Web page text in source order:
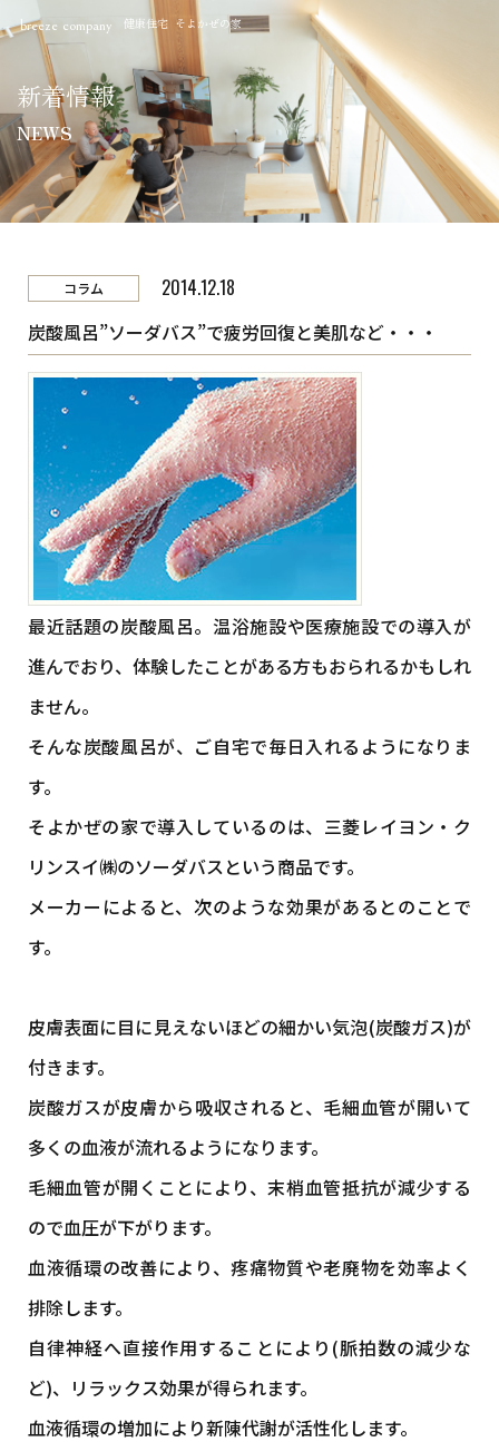
breeze company 健康住宅 そよかぜの家
新着情報
NEWS
コラム
2014.12.18
炭酸風呂”ソーダバス”で疲労回復と美肌など・・・
最近話題の炭酸風呂。温浴施設や医療施設での導入が
進んでおり、体験したことがある方もおられるかもしれ
ません。
そんな炭酸風呂が、ご自宅で毎日入れるようになりま
す。
そよかぜの家で導入しているのは、三菱レイヨン・ク
リンスイ㈱のソーダバスという商品です。
メーカーによると、次のような効果があるとのことで
す。
皮膚表面に目に見えないほどの細かい気泡(炭酸ガス)が
付きます。
炭酸ガスが皮膚から吸収されると、毛細血管が開いて
多くの血液が流れるようになります。
毛細血管が開くことにより、末梢血管抵抗が減少する
ので血圧が下がります。
血液循環の改善により、疼痛物質や老廃物を効率よく
排除します。
自律神経へ直接作用することにより(脈拍数の減少な
ど)、リラックス効果が得られます。
血液循環の増加により新陳代謝が活性化します。